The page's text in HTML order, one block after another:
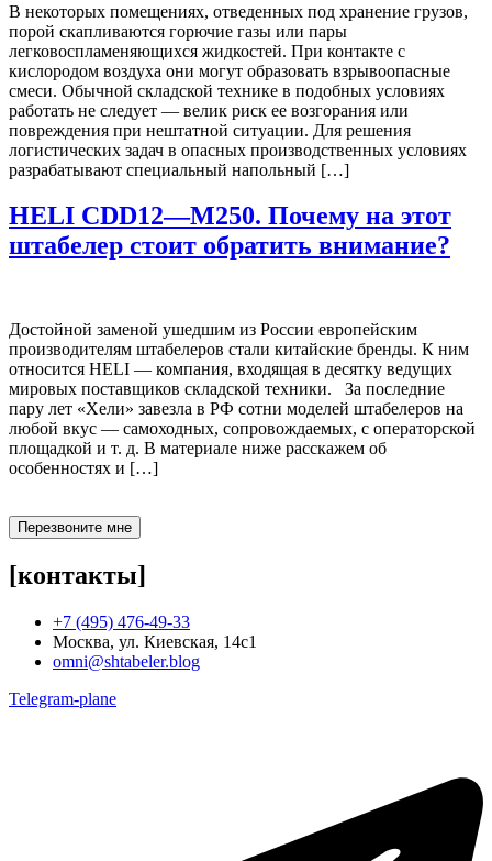
В некоторых помещениях, отведенных под хранение грузов,
порой скапливаются горючие газы или пары
легковоспламеняющихся жидкостей. При контакте с
кислородом воздуха они могут образовать взрывоопасные
смеси. Обычной складской технике в подобных условиях
работать не следует — велик риск ее возгорания или
повреждения при нештатной ситуации. Для решения
логистических задач в опасных производственных условиях
разрабатывают специальный напольный […]
HELI CDD12—M250. Почему на этот
штабелер стоит обратить внимание?
Достойной заменой ушедшим из России европейским
производителям штабелеров стали китайские бренды. К ним
относится HELI — компания, входящая в десятку ведущих
мировых поставщиков складской техники. За последние
пару лет «Хели» завезла в РФ сотни моделей штабелеров на
любой вкус — самоходных, сопровождаемых, с операторской
площадкой и т. д. В материале ниже расскажем об
особенностях и […]
Перезвоните мне
[контакты]
+7 (495) 476-49-33
Москва, ул. Киевская, 14с1
omni@shtabeler.blog
Telegram-plane